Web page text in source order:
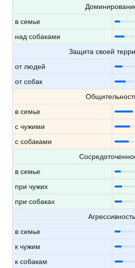
в семье
над собаками
Защита своей
от людей
от собак
в семье
с чужими
с собаками
в семье
при чужих
при собаках
Агрессивность
в семье
к чужим
к собакам